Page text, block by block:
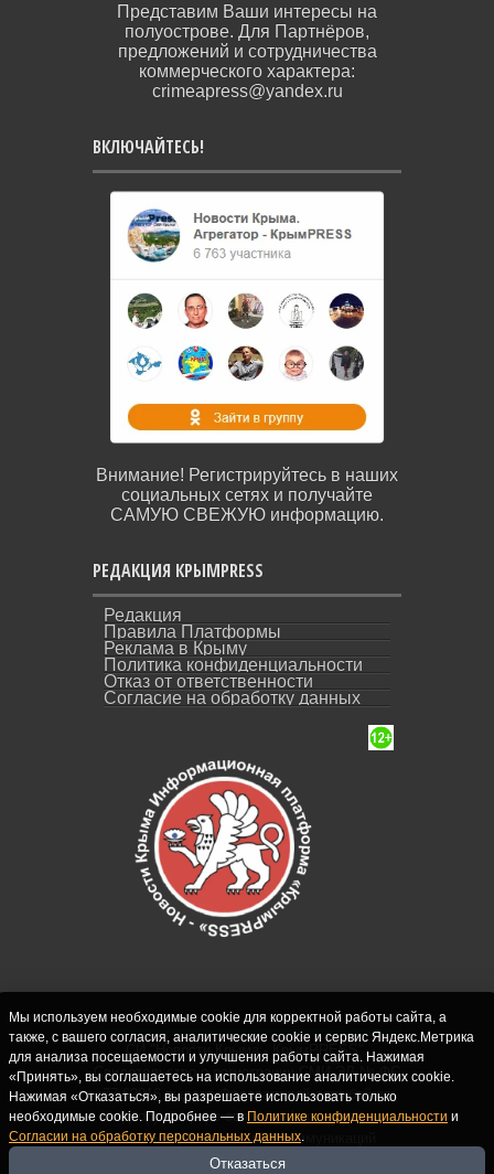
Представим Ваши интересы на
полуострове. Для Партнёров,
предложений и сотрудничества
коммерческого характера:
crimeapress@yandex.ru
ВКЛЮЧАЙТЕСЬ!
Внимание! Регистрируйтесь в наших
социальных сетях и получайте
САМУЮ СВЕЖУЮ информацию.
РЕДАКЦИЯ КРЫМPRESS
Редакция
Правила Платформы
Реклама в Крыму
Политика конфиденциальности
Отказ от ответственности
Согласие на обработку данных
СИ "Новости Крыма - КрымPRESS".
Свидетельство о регистрации СМИ ЭЛ № ФС
77-62916 выдано Федеральной службой по
надзору в сфере связи, информационных
технологий и массовых коммуникаций
(Роскомнадзор) 10.09.2015. Учредитель и
Мы используем необходимые cookie для корректной работы сайта, а
также, с вашего согласия, аналитические cookie и сервис Яндекс.Метрика
для анализа посещаемости и улучшения работы сайта. Нажимая
«Принять», вы соглашаетесь на использование аналитических cookie.
Нажимая «Отказаться», вы разрешаете использовать только
необходимые cookie. Подробнее — в Политике конфиденциальности и
Согласии на обработку персональных данных.
Отказаться